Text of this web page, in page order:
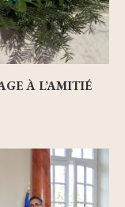
À L’AMITIÉ